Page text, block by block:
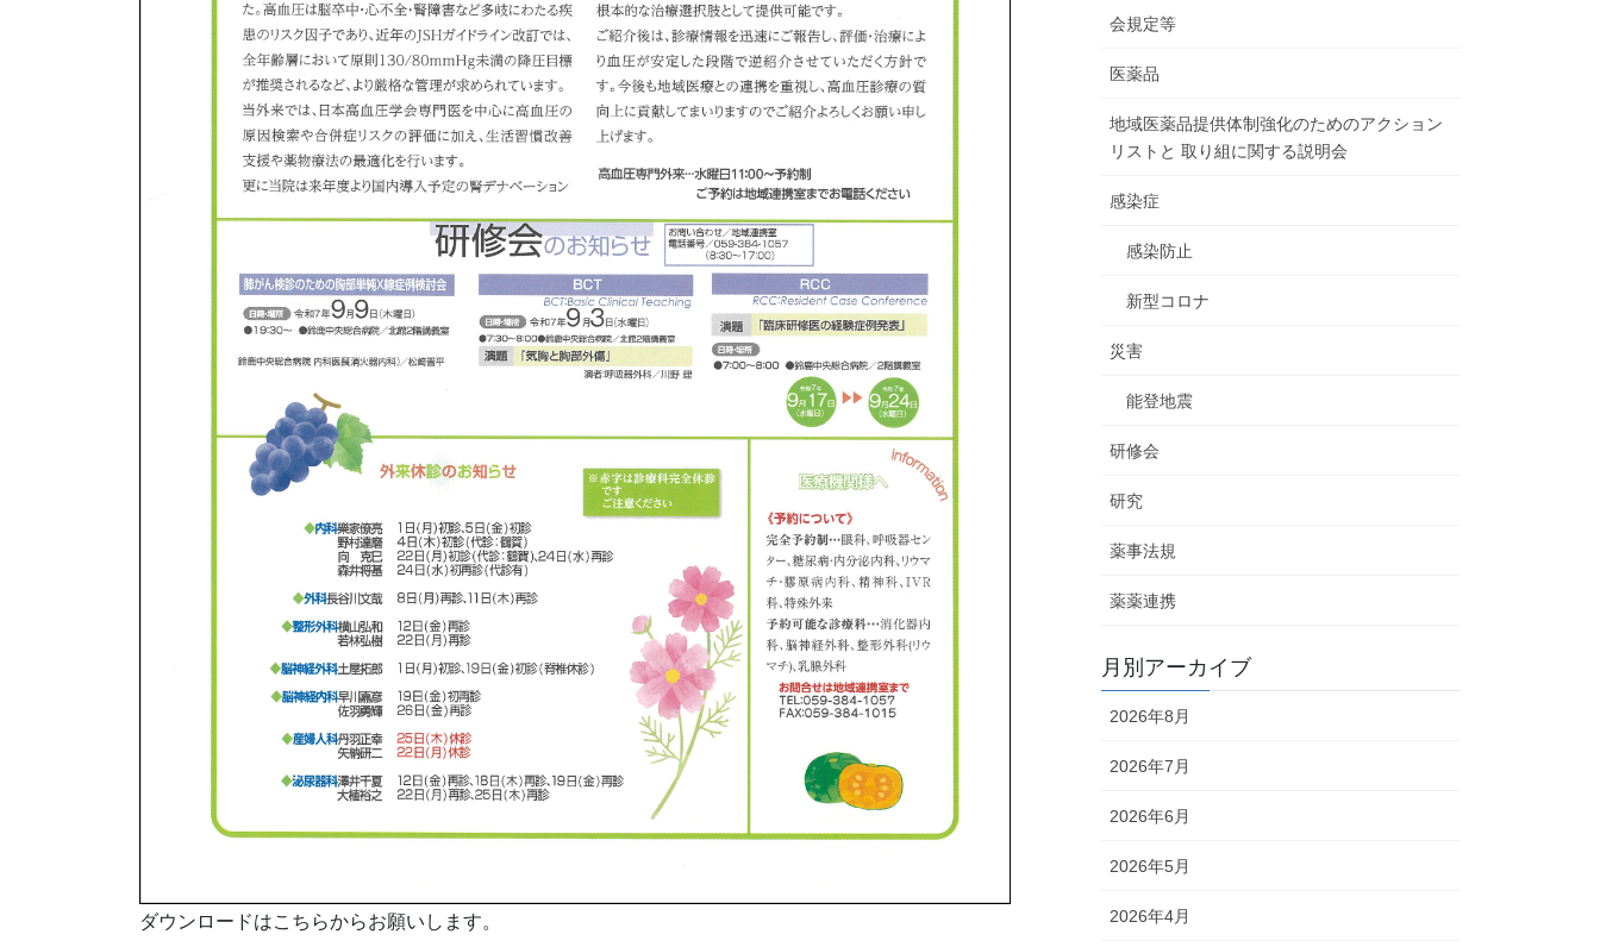
ダウンロードはこちらからお願いします。
会規定等
医薬品
地域医薬品提供体制強化のためのアクション
リストと 取り組に関する説明会
感染症
感染防止
新型コロナ
災害
能登地震
研修会
研究
薬事法規
薬薬連携
月別アーカイブ
2026年8月
2026年7月
2026年6月
2026年5月
2026年4月